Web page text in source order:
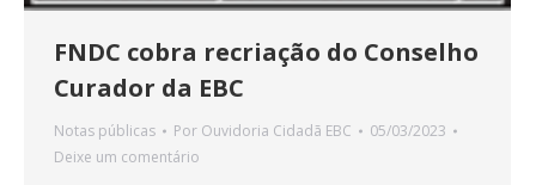
FNDC cobra recriação do Conselho
Curador da EBC
Notas públicas Por Ouvidoria Cidadã EBC
05/03/2023
Deixe um comentário